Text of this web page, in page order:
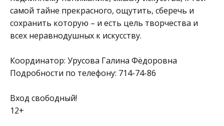
самой тайне прекрасного, ощутить, сберечь и
сохранить которую – и есть цель творчества и
всех неравнодушных к искусству.
Координатор: Урусова Галина Фёдоровна
Подробности по телефону: 714-74-86
Вход свободный!
12+